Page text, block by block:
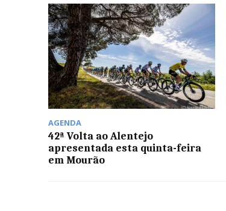
AGENDA
42ª Volta ao Alentejo
apresentada esta quinta-feira
em Mourão